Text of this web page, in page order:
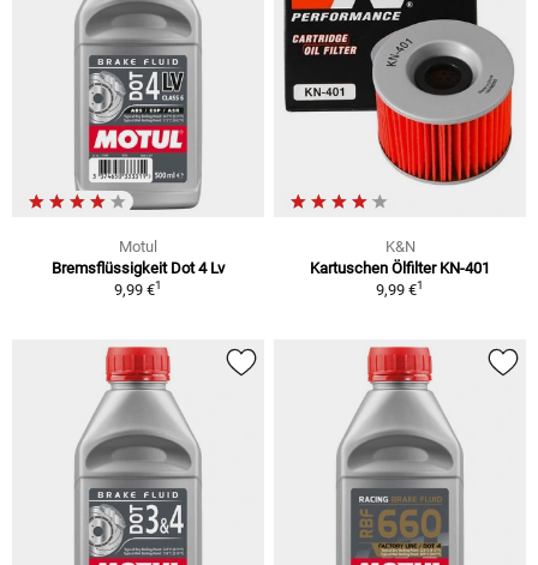
Motul
Bremsflüssigkeit Dot 4 Lv
9,99 €1
K&N
Kartuschen Ölfilter KN-401
9,99 €1